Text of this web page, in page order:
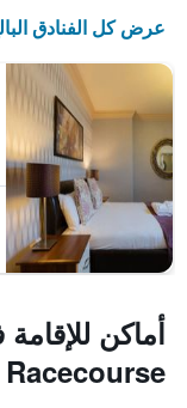
عرض كل الفنادق
Racecourse